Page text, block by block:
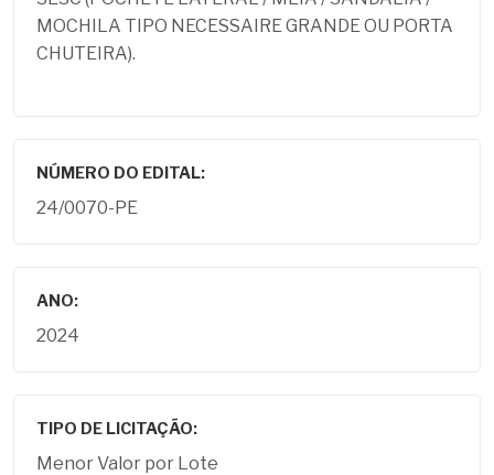
MOCHILA TIPO NECESSAIRE GRANDE OU PORTA
CHUTEIRA).
NÚMERO DO EDITAL:
24/0070-PE
ANO:
2024
TIPO DE LICITAÇÃO:
Menor Valor por Lote